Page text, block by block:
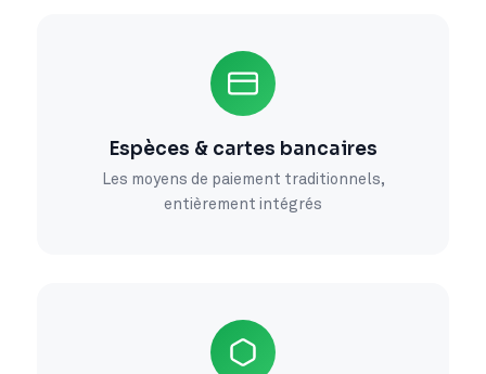
Espèces & cartes bancaires
Les moyens de paiement traditionnels,
entièrement intégrés